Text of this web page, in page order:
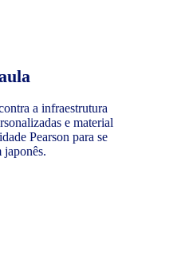
a infraestrutura
e material
Pearson para se
japonês.